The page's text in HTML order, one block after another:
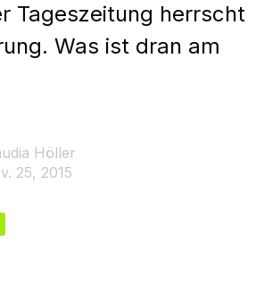
Tageszeitung herrscht
Was ist dran am
Höller
25, 2015